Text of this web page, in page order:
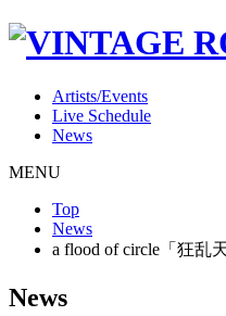
Artists/Events
Live Schedule
News
MENU
Top
News
a flood of circle「狂乱
News